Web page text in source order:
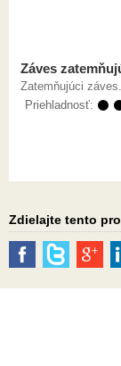
Záves
Zatemňujúci záves.
Priehladnosť: ⚫
Zdielajte tento